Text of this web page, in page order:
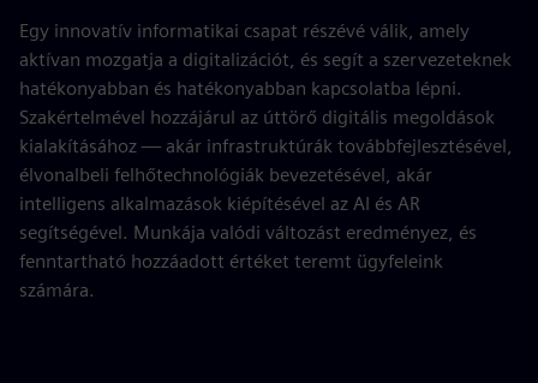
Egy innovatív informatikai csapat részévé válik, amely
aktívan mozgatja a digitalizációt, és segít a szervezeteknek
hatékonyabban és hatékonyabban kapcsolatba lépni.
Szakértelmével hozzájárul az úttörő digitális megoldások
kialakításához — akár infrastruktúrák továbbfejlesztésével,
élvonalbeli felhőtechnológiák bevezetésével, akár
intelligens alkalmazások kiépítésével az AI és AR
segítségével. Munkája valódi változást eredményez, és
fenntartható hozzáadott értéket teremt ügyfeleink
számára.